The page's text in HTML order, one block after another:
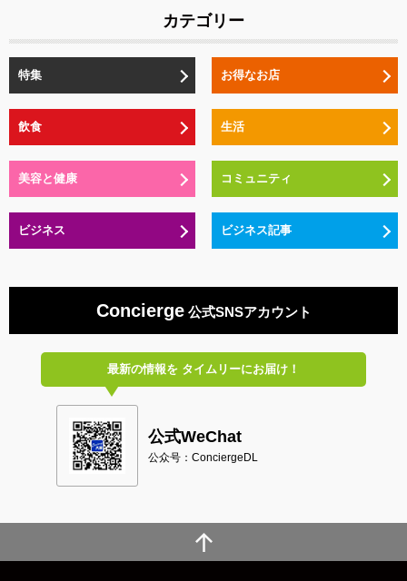
カテゴリー
特集 お得なお店
飲食 生活
美容と健康 コミュニティ
ビジネス ビジネス記事
Concierge公式SNSアカウント
最新の情報をタイムリーにお届け！
公式WeChat
公众号：ConciergeDL